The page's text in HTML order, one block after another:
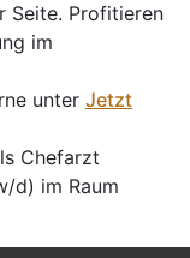
Seite. Profitieren
im
unter Jetzt
Chefarzt
d) im Raum